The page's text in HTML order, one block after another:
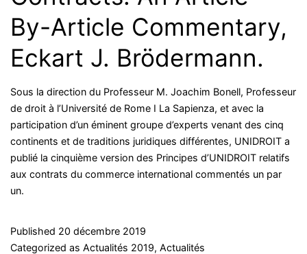
By-Article Commentary,
Eckart J. Brödermann.
Sous la direction du Professeur M. Joachim Bonell, Professeur
de droit à l’Université de Rome I La Sapienza, et avec la
participation d’un éminent groupe d’experts venant des cinq
continents et de traditions juridiques différentes, UNIDROIT a
publié la cinquième version des Principes d’UNIDROIT relatifs
aux contrats du commerce international commentés un par
un.
Published 20 décembre 2019
Categorized as Actualités 2019, Actualités